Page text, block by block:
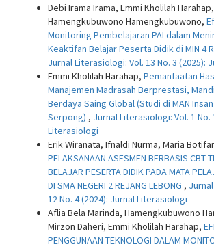
Debi Irama Irama, Emmi Kholilah
Hamengkubuwono Hamengkubuwono,
Monitoring Pembelajaran PAI dalam
Keaktifan Belajar Peserta Didik di MIN 4
Jurnal Literasiologi: Vol. 13 No. 3 (2025):
Emmi Kholilah Harahap, Pemanfaatan
Manajemen Madrasah Berprestasi,
Berdaya Saing Global (Studi di MAN
Serpong) , Jurnal Literasiologi: Vol. 1 No.
Literasiologi
Erik Wiranata, Ifnaldi Nurma, Maria
PELAKSANAAN ASESMEN BERBASIS CBT
BELAJAR PESERTA DIDIK PADA MATA
DI SMA NEGERI 2 REJANG LEBONG ,
12 No. 4 (2024): Jurnal Literasiologi
Aflia Bela Marinda, Hamengkubuwono
Mirzon Daheri, Emmi Kholilah Harahap,
PENGGUNAAN TEKNOLOGI DALAM